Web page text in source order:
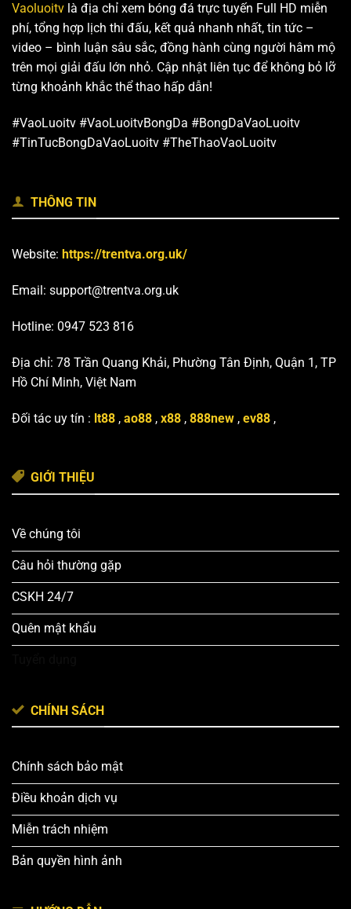
Vaoluoitv là địa chỉ xem bóng đá trực tuyến Full HD miễn
phí, tổng hợp lịch thi đấu, kết quả nhanh nhất, tin tức –
video – bình luận sâu sắc, đồng hành cùng người hâm mộ
trên mọi giải đấu lớn nhỏ. Cập nhật liên tục để không bỏ lỡ
từng khoảnh khắc thể thao hấp dẫn!
#VaoLuoitv #VaoLuoitvBongDa #BongDaVaoLuoitv
#TinTucBongDaVaoLuoitv #TheThaoVaoLuoitv
THÔNG TIN
Website: https://trentva.org.uk/
Email: support@trentva.org.uk
Hotline: 0947 523 816
Địa chỉ: 78 Trần Quang Khải, Phường Tân Định, Quận 1, TP
Hồ Chí Minh, Việt Nam
Đối tác uy tín : lt88 , ao88 , x88 , 888new , ev88 ,
GIỚI THIỆU
Về chúng tôi
Câu hỏi thường gặp
CSKH 24/7
Quên mật khẩu
CHÍNH SÁCH
Chính sách bảo mật
Điều khoản dịch vụ
Miễn trách nhiệm
Bản quyền hình ảnh